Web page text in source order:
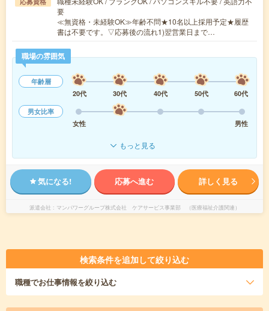
要
≪無資格・未経験OK≫年齢不問★10名以上採用予定★履歴
書は不要です。▽応募後の流れ1)翌営業日まで…
職場の雰囲気
年齢層
20代
30代 40代 50代
60代
男女比率
女性
男性
もっと見る
気になる! 応募へ進む 詳しく見る
派遣会社 マンパワーグループ株式会社 ケアサービス事業部 （医療福祉介護関連）
検索条件を追加して絞り込む
職種でお仕事情報を絞り込む